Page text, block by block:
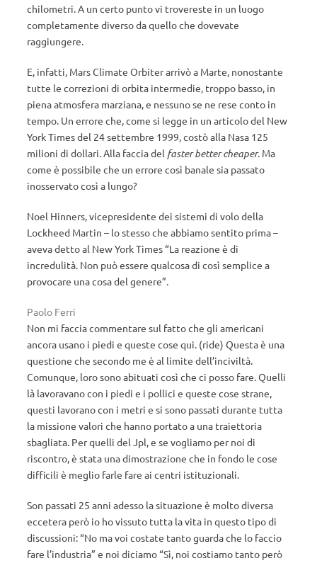
chilometri. A un certo punto vi trovereste in un luogo
completamente diverso da quello che dovevate
raggiungere.
E, infatti, Mars Climate Orbiter arrivò a Marte, nonostante
tutte le correzioni di orbita intermedie, troppo basso, in
piena atmosfera marziana, e nessuno se ne rese conto in
tempo. Un errore che, come si legge in un articolo del New
York Times del 24 settembre 1999, costò alla Nasa 125
milioni di dollari. Alla faccia del faster better cheaper. Ma
come è possibile che un errore così banale sia passato
inosservato così a lungo?
Noel Hinners, vicepresidente dei sistemi di volo della
Lockheed Martin – lo stesso che abbiamo sentito prima –
aveva detto al New York Times “La reazione è di
incredulità. Non può essere qualcosa di così semplice a
provocare una cosa del genere”.
Paolo Ferri
Non mi faccia commentare sul fatto che gli americani
ancora usano i piedi e queste cose qui. (ride) Questa è una
questione che secondo me è al limite dell’inciviltà.
Comunque, loro sono abituati così che ci posso fare. Quelli
là lavoravano con i piedi e i pollici e queste cose strane,
questi lavorano con i metri e si sono passati durante tutta
la missione valori che hanno portato a una traiettoria
sbagliata. Per quelli del Jpl, e se vogliamo per noi di
riscontro, è stata una dimostrazione che in fondo le cose
difficili è meglio farle fare ai centri istituzionali.
Son passati 25 anni adesso la situazione è molto diversa
eccetera però io ho vissuto tutta la vita in questo tipo di
discussioni: “No ma voi costate tanto guarda che lo faccio
fare l’industria” e noi diciamo “Sì, noi costiamo tanto però